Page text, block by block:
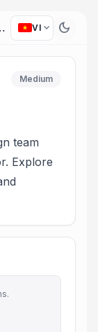
the office VIexpand_more dark_mode
Medium
team
Explore